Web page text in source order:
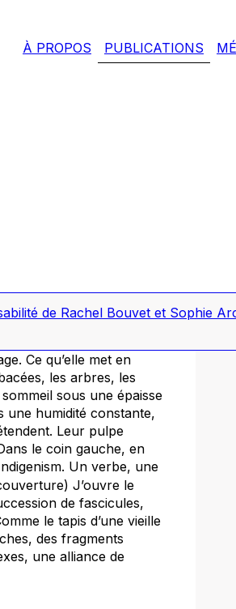
À PROPOS PUBLICATIONS
de Rachel Bouvet et Sophie
Ce qu’elle met en
les arbres, les
sous une épaisse
une humidité constante,
Leur pulpe
le coin gauche, en
. Un verbe, une
J’ouvre le
de fascicules,
le tapis d’une vieille
des fragments
une alliance de